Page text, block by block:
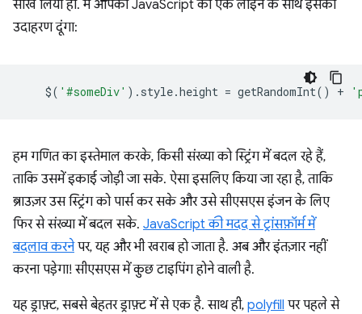
सीख लिया हो. मैं आपको JavaScript की एक लाइन के साथ इसका
उदाहरण दूंगा:
$( '#someDiv' ). style.height = getRandomInt() +
हम गणित का इस्तेमाल करके, किसी संख्या को स्ट्रिंग में बदल रहे हैं,
ताकि उसमें इकाई जोड़ी जा सके. ऐसा इसलिए किया जा रहा है, ताकि
ब्राउज़र उस स्ट्रिंग को पार्स कर सके और उसे सीएसएस इंजन के लिए
फिर से संख्या में बदल सके. JavaScript की मदद से ट्रांसफ़ॉर्म में
बदलाव करनेपर, यह और भी खराब हो जाता है. अब और इंतज़ार नहीं
करना पड़ेगा! सीएसएस में कुछ टाइपिंग होने वाली है.
यह ड्राफ़्ट, सबसे बेहतर ड्राफ़्ट में से एक है. साथ ही, polyfill पर पहले से